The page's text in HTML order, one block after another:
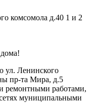
комсомола д.40 1 и 2
ул. Ленинского
пр-та Мира, д.5
ремонтными работами,
муниципальными